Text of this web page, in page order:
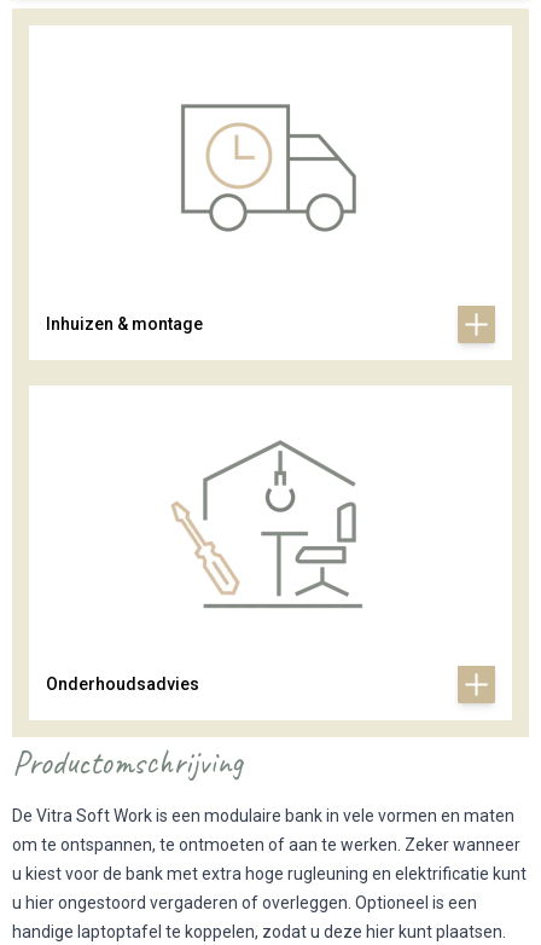
Inhuizen & montage
Onderhoudsadvies
Productomschrijving
De Vitra Soft Work is een modulaire bank in vele vormen en maten
om te ontspannen, te ontmoeten of aan te werken. Zeker wanneer
u kiest voor de bank met extra hoge rugleuning en elektrificatie kunt
u hier ongestoord vergaderen of overleggen. Optioneel is een
handige laptoptafel te koppelen, zodat u deze hier kunt plaatsen.